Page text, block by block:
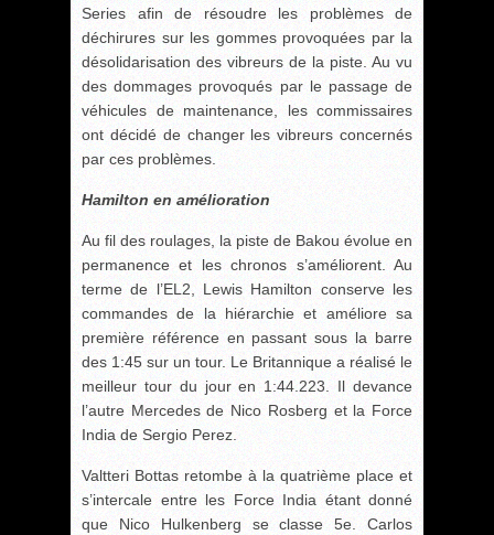
Series afin de résoudre les problèmes de
déchirures sur les gommes provoquées par la
désolidarisation des vibreurs de la piste. Au vu
des dommages provoqués par le passage de
véhicules de maintenance, les commissaires
ont décidé de changer les vibreurs concernés
par ces problèmes.
Hamilton en amélioration
Au fil des roulages, la piste de Bakou évolue en
permanence et les chronos s’améliorent. Au
terme de l’EL2, Lewis Hamilton conserve les
commandes de la hiérarchie et améliore sa
première référence en passant sous la barre
des 1:45 sur un tour. Le Britannique a réalisé le
meilleur tour du jour en 1:44.223. Il devance
l’autre Mercedes de Nico Rosberg et la Force
India de Sergio Perez.
Valtteri Bottas retombe à la quatrième place et
s’intercale entre les Force India étant donné
que Nico Hulkenberg se classe 5e. Carlos